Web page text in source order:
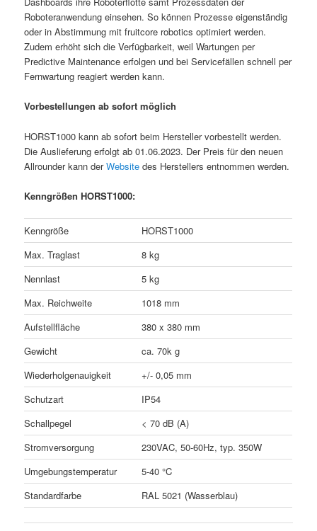
Roboteranwendung einsehen. So können Prozesse eigenständig
oder in Abstimmung mit fruitcore robotics optimiert werden.
Zudem erhöht sich die Verfügbarkeit, weil Wartungen per
Predictive Maintenance erfolgen und bei Servicefällen schnell per
Fernwartung reagiert werden kann.
Vorbestellungen ab sofort möglich
HORST1000 kann ab sofort beim Hersteller vorbestellt werden.
Die Auslieferung erfolgt ab 01.06.2023. Der Preis für den neuen
Allrounder kann derWebsitedes Herstellers entnommen werden.
Kenngrößen HORST1000:
Kenngröße
HORST1000
Max. Traglast
8 kg
Nennlast
5 kg
Max. Reichweite
1018 mm
Aufstellfläche
380 x 380 mm
Gewicht
ca. 70k g
Wiederholgenauigkeit
+/- 0,05 mm
Schutzart
IP54
Schallpegel
< 70 dB (A)
Stromversorgung
230VAC, 50-60Hz, typ. 350W
Umgebungstemperatur
5-40 °C
Standardfarbe
RAL 5021 (Wasserblau)